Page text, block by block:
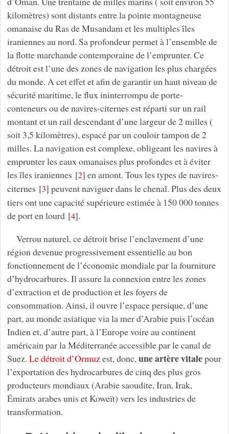
kilomètres) sont distants entre la pointe montagneuse
omanaise du Ras de Musandam et les multiples îles
iraniennes au nord. Sa profondeur permet à l’ensemble de
la flotte marchande contemporaine de l’emprunter. Ce
détroit est l’une des zones de navigation les plus chargées
du monde. A cet effet et afin de garantir un haut niveau de
sécurité maritime, le flux ininterrompu de porte-
conteneurs ou de navires-citernes est réparti sur un rail
montant et un rail descendant d’une largeur de 2 milles (
soit 3,5 kilomètres), espacé par un couloir tampon de 2
milles. La navigation est complexe, obligeant les navires à
emprunter les eaux omanaises plus profondes et à éviter
les îles iraniennes [2] en amont. Tous les types de navires-
citernes [3] peuvent naviguer dans le chenal. Plus des deux
tiers ont une capacité supérieure estimée à 150 000 tonnes
de port en lourd[4].
Verrou naturel, ce détroit brise l’enclavement d’une
région devenue progressivement essentielle au bon
fonctionnement de l’économie mondiale par la fourniture
d’hydrocarbures. Il assure la connexion entre les zones
d’extraction et de production et les foyers de
consommation. Ainsi, il ouvre l’espace persique, d’une
part, au monde asiatique via la mer d’Arabie puis l’océan
Indien et, d’autre part, à l’Europe voire au continent
américain par la Méditerranée accessible par le canal de
Suez. Le détroit d’Ormuzest, donc, une artère vitalepour
l’exportation des hydrocarbures de cinq des plus gros
producteurs mondiaux (Arabie saoudite, Iran, Irak,
Émirats arabes unis et Koweït) vers les industries de
transformation.